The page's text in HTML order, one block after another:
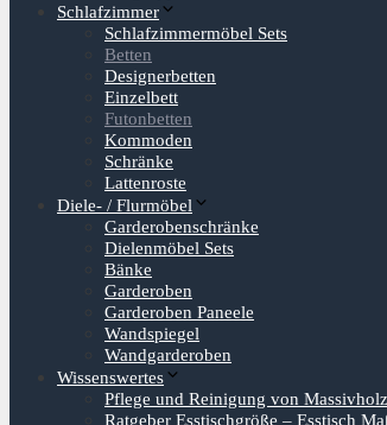
Schlafzimmer
Schlafzimmermöbel Sets
Betten
Designerbetten
Einzelbett
Futonbetten
Kommoden
Schränke
Lattenroste
Diele- / Flurmöbel
Garderobenschränke
Dielenmöbel Sets
Bänke
Garderoben
Garderoben Paneele
Wandspiegel
Wandgarderoben
Wissenswertes
Pflege und Reinigung von
Ratgeber Esstischgröße – Esstisch